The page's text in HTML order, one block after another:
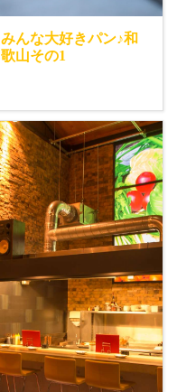
みんな大好きパン♪和
歌山その1